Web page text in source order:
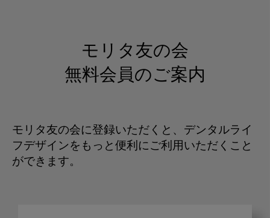
モリタ友の会
無料会員のご案内
モリタ友の会に登録いただくと、デンタルライ
フデザインをもっと便利にご利用いただくこと
ができます。